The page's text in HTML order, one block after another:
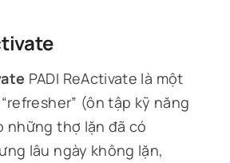
PADI ReActivate là một
(ôn tập kỹ năng
những thợ lặn đã có
lâu ngày không lặn,